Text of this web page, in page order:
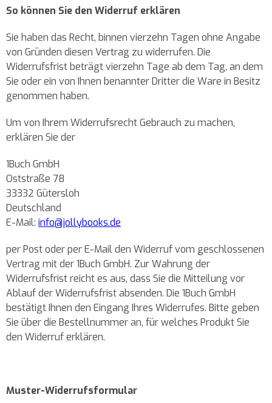
So können Sie den Widerruf erklären
Sie haben das Recht, binnen vierzehn Tagen ohne Angabe
von Gründen diesen Vertrag zu widerrufen. Die
Widerrufsfrist beträgt vierzehn Tage ab dem Tag, an dem
Sie oder ein von Ihnen benannter Dritter die Ware in Besitz
genommen haben.
Um von Ihrem Widerrufsrecht Gebrauch zu machen,
erklären Sie der
1Buch GmbH
Oststraße 78
33332 Gütersloh
Deutschland
E-Mail: info@jollybooks.de
per Post oder per E-Mail den Widerruf vom geschlossenen
Vertrag mit der 1Buch GmbH. Zur Wahrung der
Widerrufsfrist reicht es aus, dass Sie die Mitteilung vor
Ablauf der Widerrufsfrist absenden. Die 1Buch GmbH
bestätigt Ihnen den Eingang Ihres Widerrufes. Bitte geben
Sie über die Bestellnummer an, für welches Produkt Sie
den Widerruf erklären.
Muster-Widerrufsformular